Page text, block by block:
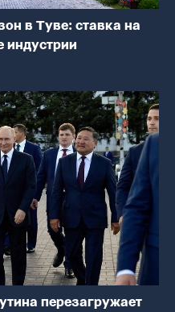
в Туве: ставка на
индустрии
перезагружает